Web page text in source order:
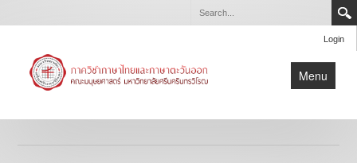
Login
Menu
หน้าแรก
ข่าวประชาสัมพันธ์